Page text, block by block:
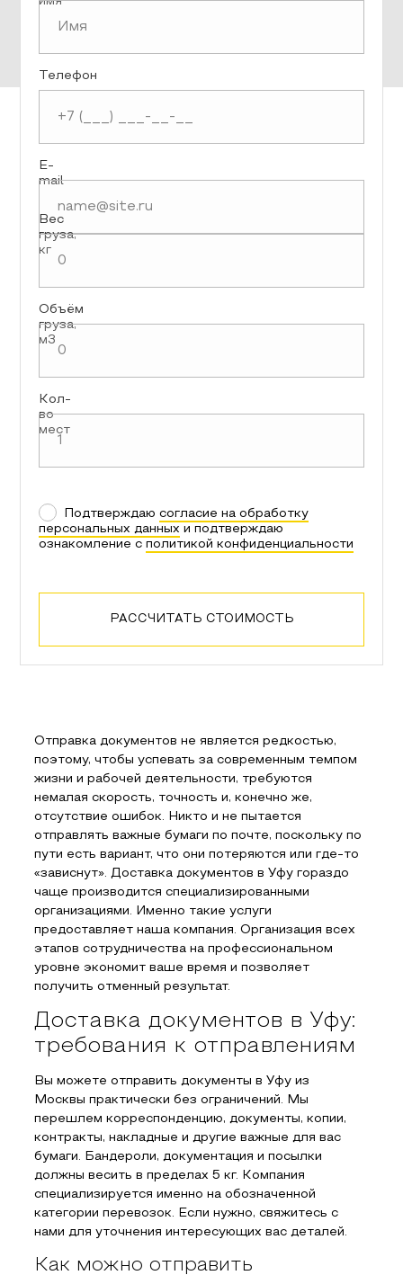
Телефон
E-
mail
Вес
груза,
кг
Объём
груза,
м3
Кол-
во
мест
Подтверждаю согласие на обработку
персональных данных и подтверждаю
ознакомление с политикой конфиденциальности
РАССЧИТАТЬ СТОИМОСТЬ
Отправка документов не является редкостью,
поэтому, чтобы успевать за современным темпом
жизни и рабочей деятельности, требуются
немалая скорость, точность и, конечно же,
отсутствие ошибок. Никто и не пытается
отправлять важные бумаги по почте, поскольку по
пути есть вариант, что они потеряются или где-то
«зависнут». Доставка документов в Уфу гораздо
чаще производится специализированными
организациями. Именно такие услуги
предоставляет наша компания. Организация всех
этапов сотрудничества на профессиональном
уровне экономит ваше время и позволяет
получить отменный результат.
Доставка документов в Уфу:
требования к отправлениям
Вы можете отправить документы в Уфу из
Москвы практически без ограничений. Мы
перешлем корреспонденцию, документы, копии,
контракты, накладные и другие важные для вас
бумаги. Бандероли, документация и посылки
должны весить в пределах 5 кг. Компания
специализируется именно на обозначенной
категории перевозок. Если нужно, свяжитесь с
нами для уточнения интересующих вас деталей.
Как можно отправить